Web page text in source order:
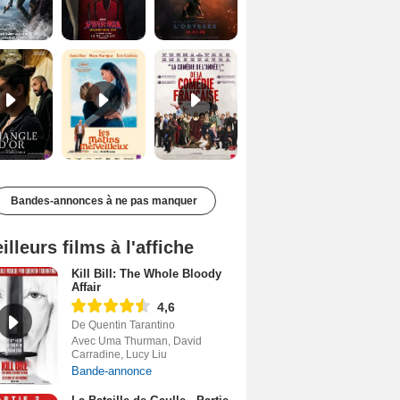
Le Triangle d'or Bande-annonce VF De la Comédie-Française Teaser VF
Bandes-annonces à ne pas manquer
films à l'affiche
Kill Bill: The Whole Bloody
Affair
4,6
De Quentin Tarantino
Avec Uma Thurman, David
Carradine, Lucy Liu
Bande-annonce